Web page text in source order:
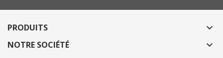
PRODUITS 
NOTRE SOCIÉTÉ 